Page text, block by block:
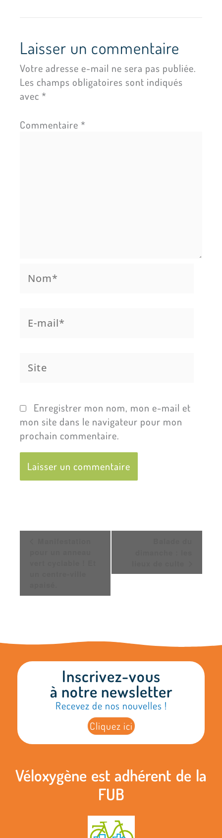
Laisser un commentaire
Votre adresse e-mail ne sera pas publiée.
Les champs obligatoires sont indiqués
avec *
Commentaire *
mail*
Enregistrer mon nom, mon e-mail et
mon site dans le navigateur pour mon
prochain commentaire.
Inscrivez-vous
à notre newsletter
Recevez de nos nouvelles !
Cliquez ici
Véloxygène est adhérent de la
FUB